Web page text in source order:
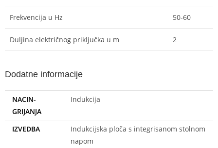
Frekvencija u Hz 50-60
Duljina električnog priključka u m 2
Dodatne informacije
NACIN-
GRIJANJA
Indukcija
IZVEDBA
Indukcijska ploča s integrisanom stolnom
napom